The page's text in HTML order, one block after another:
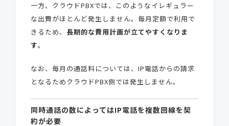
一方、クラウドPBXでは、このようなイレギュラー
な出費がほとんど発生しません。毎月定額で利用で
きるため、 長期的な費用計画が立てやすくなりま
す。
なお、毎月の通話料については、IP電話からの請求
となるためクラウドPBX側では発生しません。
同時通話の数によってはIP電話を複数回線を契
約が必要